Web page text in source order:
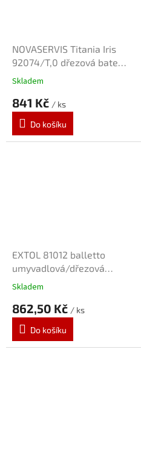
NOVASERVIS Titania Iris
92074/T,0 dřezová baterie
"S" 100mm
Skladem
841 Kč / ks
Do košíku
EXTOL 81012 balletto
umyvadlová/dřezová
baterie 100mm
Skladem
862,50 Kč / ks
Do košíku